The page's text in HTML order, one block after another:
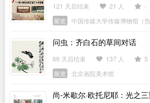
121 天后结束 21 人
-
展览
中国传媒大学传媒博物馆（负
问虫：齐白石的草间对话
66 天后结束 137 人
5
展览
北京画院美术馆
尚-米歇尔·欧托尼耶：光之